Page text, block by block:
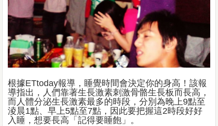
根據ETtoday報導，睡覺時間會決定你的身高！該報
導指出，人們靠著生長激素刺激骨骼生長板而長高，
而人體分泌生長激素最多的時段，分別為晚上9點至
淩晨1點、早上5點至7點，因此要把握這2時段好好
入睡，想要長高「記得要睡飽」。